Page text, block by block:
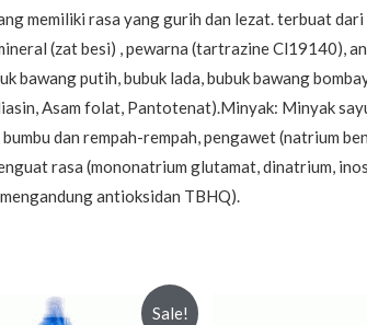
memiliki rasa yang gurih dan lezat. terbuat
(zat besi) , pewarna (tartrazine Cl19140),
bawang putih, bubuk lada, bubuk bawang
Asam folat, Pantotenat).Minyak: Minyak
dan rempah-rempah, pengawet (natrium
rasa (mononatrium glutamat, dinatrium,
antioksidan TBHQ).
Sale!